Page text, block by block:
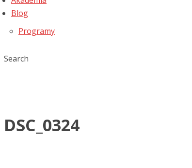
Blog
Programy
Search
DSC_0324